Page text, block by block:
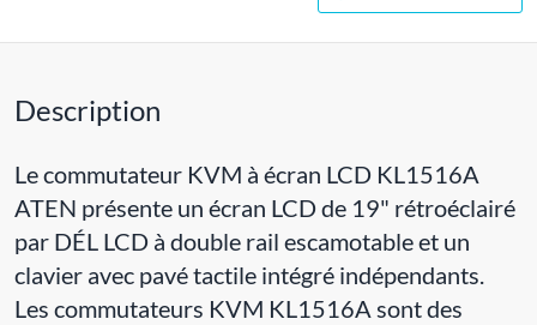
Description
Le commutateur KVM à écran LCD KL1516A
ATEN présente un écran LCD de 19" rétroéclairé
par DÉL LCD à double rail escamotable et un
clavier avec pavé tactile intégré indépendants.
Les commutateurs KVM KL1516A sont des